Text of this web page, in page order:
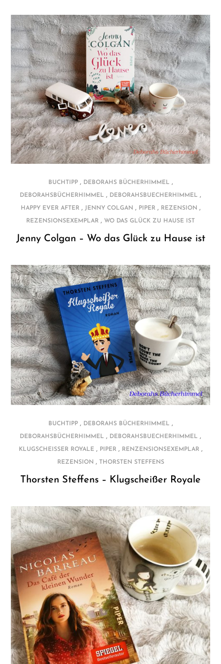
BUCHTIPP, DEBORAHS BÜCHERHIMMEL ,
DEBORAHSBÜCHERHIMMEL , DEBORAHSBUECHERHIMMEL ,
HAPPY EVER AFTER, JENNY COLGAN , PIPER, REZENSION ,
REZENSIONSEXEMPLAR , WO DAS GLÜCK ZU HAUSE IST
Jenny Colgan – Wo das Glück zu Hause ist
BUCHTIPP, DEBORAHS BÜCHERHIMMEL ,
DEBORAHSBÜCHERHIMMEL , DEBORAHSBUECHERHIMMEL ,
KLUGSCHEISSER ROYALE , PIPER, RENZENSIONSEXEMPLAR,
REZENSION , THORSTEN STEFFENS
Thorsten Steffens – Klugscheißer Royale